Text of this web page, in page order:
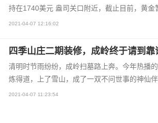
持在1740美元 盎司关口附近，截止目前，黄金
2021-04-07 12:16:02
四季山庄二期装修，成岭终于请到靠
清明时节雨纷纷，成岭扫墓路上奔。今年热播
炼得道，上了雪山，成了一双不问世事的神仙
2021-04-07 11:23:54